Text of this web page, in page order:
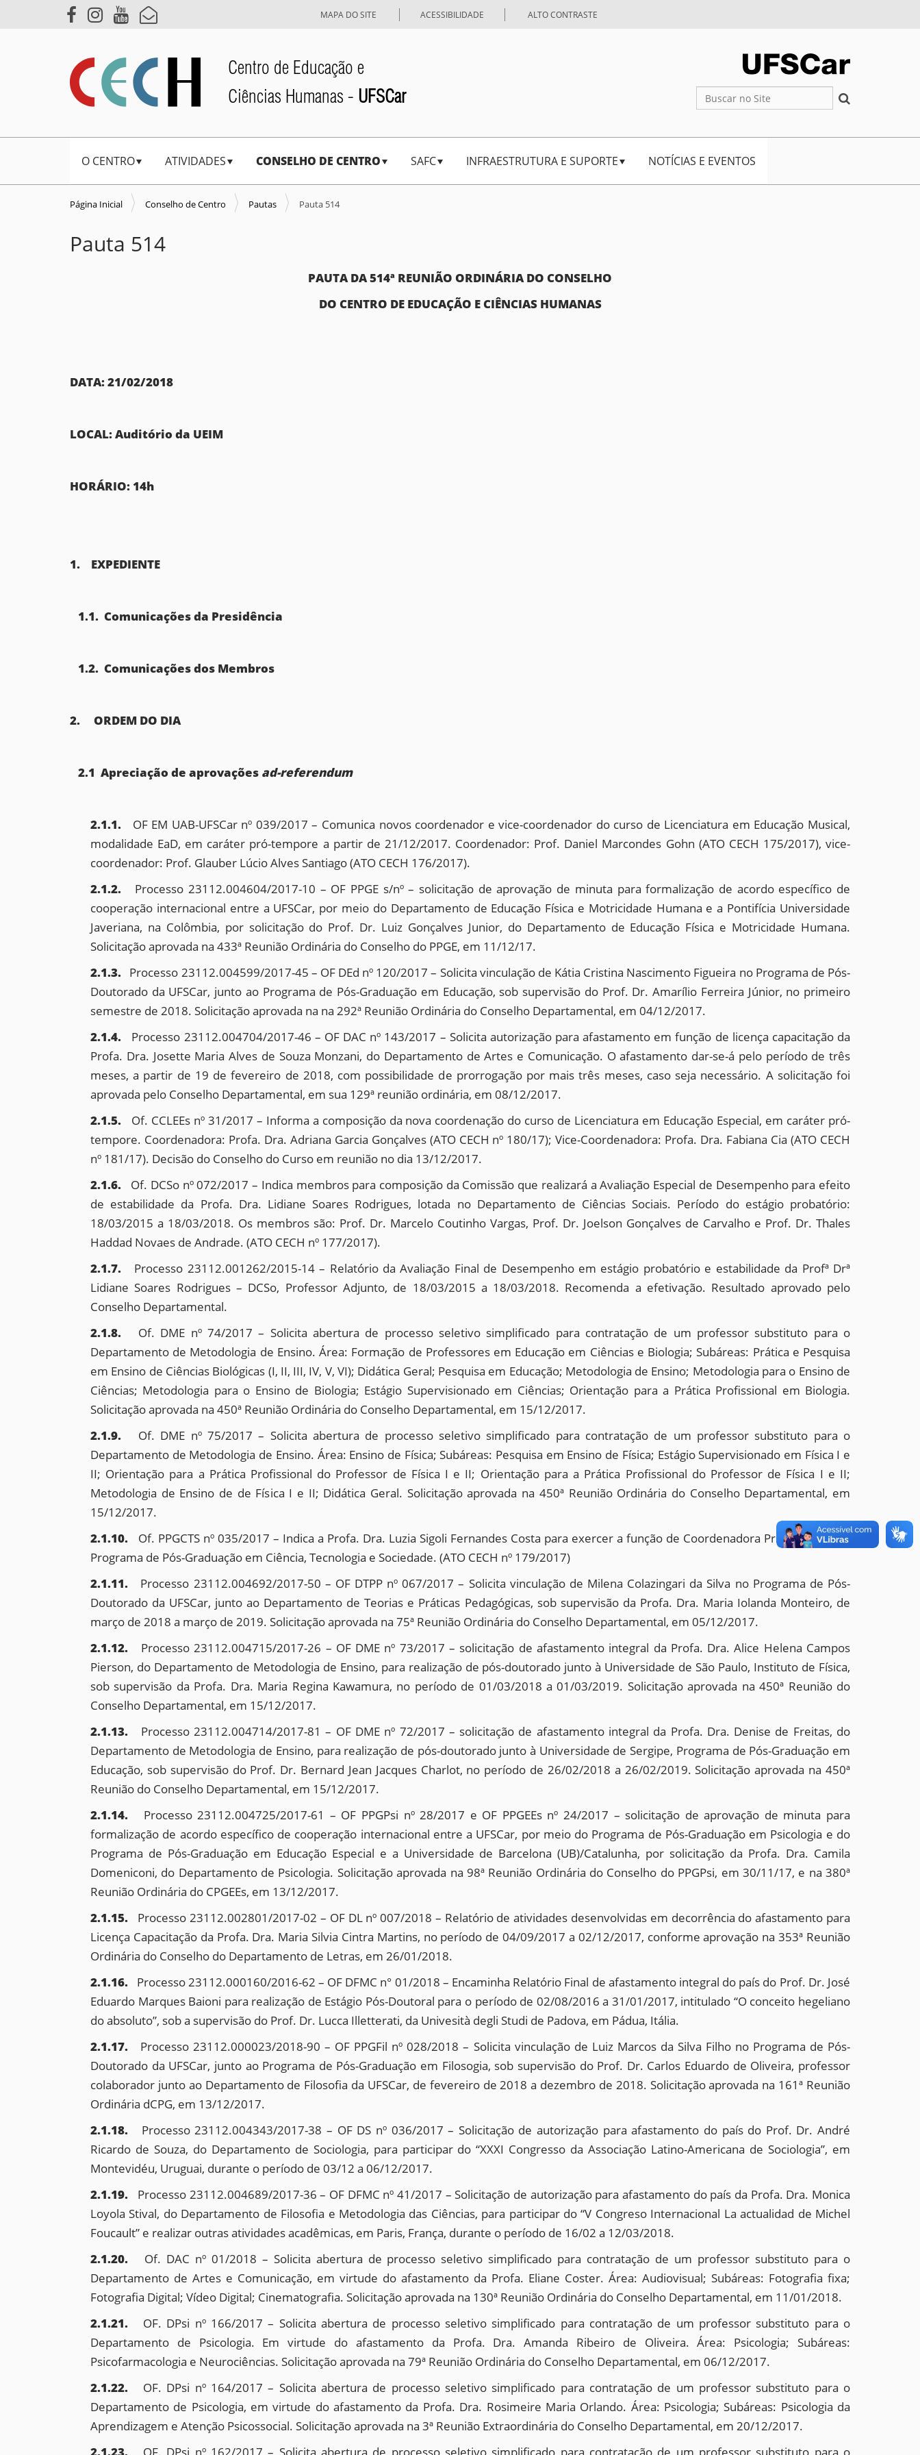
Centro de Educação e
Ciências Humanas - UFSCar Busca
MAPA DO SITE ACESSIBILIDADE ALTO CONTRASTE
v
O CENTRO ATIVIDADES CONSELHO DE CENTRO SAFC INFRAESTRUTURA E SUPORTE NOTÍCIAS E EVENTOS
Página Inicial Conselho de Centro Pautas Pauta 514
Pauta 514
PAUTA DA 514ª REUNIÃO ORDINÁRIA DO CONSELHO
DO CENTRO DE EDUCAÇÃO E CIÊNCIAS HUMANAS
DATA: 21/02/2018
LOCAL:Auditório da UEIM
HORÁRIO: 14h
1. EXPEDIENTE
1.1. Comunicações da Presidência
1.2. Comunicações dos Membros
2. ORDEM DO DIA
2.1 Apreciação de aprovações ad-referendum
2.1.1. OF EM UAB-UFSCar nº 039/2017 – Comunica novos coordenador e vice-coordenador do curso de Licenciatura em Educação Musical,
modalidade EaD, em caráter pró-tempore a partir de 21/12/2017. Coordenador: Prof. Daniel Marcondes Gohn (ATO CECH 175/2017), vice-
coordenador: Prof. Glauber Lúcio Alves Santiago (ATO CECH 176/2017).
2.1.2. Processo 23112.004604/2017-10 – OF PPGE s/nº – solicitação de aprovação de minuta para formalização de acordo específico de
cooperação internacional entre a UFSCar, por meio do Departamento de Educação Física e Motricidade Humana e a Pontifícia Universidade
Javeriana, na Colômbia, por solicitação do Prof. Dr. Luiz Gonçalves Junior, do Departamento de Educação Física e Motricidade Humana.
Solicitação aprovada na 433ª Reunião Ordinária do Conselho do PPGE, em 11/12/17.
2.1.3. Processo 23112.004599/2017-45 – OF DEd nº 120/2017 – Solicita vinculação de Kátia Cristina Nascimento Figueira no Programa de Pós-
Doutorado da UFSCar, junto ao Programa de Pós-Graduação em Educação, sob supervisão do Prof. Dr. Amarílio Ferreira Júnior, no primeiro
semestre de 2018. Solicitação aprovada na na 292ª Reunião Ordinária do Conselho Departamental, em 04/12/2017.
2.1.4. Processo 23112.004704/2017-46 – OF DAC nº 143/2017 – Solicita autorização para afastamento em função de licença capacitação da
Profa. Dra. Josette Maria Alves de Souza Monzani, do Departamento de Artes e Comunicação. O afastamento dar-se-á pelo período de três
meses, a partir de 19 de fevereiro de 2018, com possibilidade de prorrogação por mais três meses, caso seja necessário. A solicitação foi
aprovada pelo Conselho Departamental, em sua 129ª reunião ordinária, em 08/12/2017.
2.1.5. Of. CCLEEs nº 31/2017 – Informa a composição da nova coordenação do curso de Licenciatura em Educação Especial, em caráter pró-
tempore. Coordenadora: Profa. Dra. Adriana Garcia Gonçalves (ATO CECH nº 180/17); Vice-Coordenadora: Profa. Dra. Fabiana Cia (ATO CECH
nº 181/17). Decisão do Conselho do Curso em reunião no dia 13/12/2017.
2.1.6. Of. DCSo nº 072/2017 – Indica membros para composição da Comissão que realizará a Avaliação Especial de Desempenho para efeito
de estabilidade da Profa. Dra. Lidiane Soares Rodrigues, lotada no Departamento de Ciências Sociais. Período do estágio probatório:
18/03/2015 a 18/03/2018. Os membros são: Prof. Dr. Marcelo Coutinho Vargas, Prof. Dr. Joelson Gonçalves de Carvalho e Prof. Dr. Thales
Haddad Novaes de Andrade. (ATO CECH nº 177/2017).
2.1.7. Processo 23112.001262/2015-14 – Relatório da Avaliação Final de Desempenho em estágio probatório e estabilidade da Profª Drª
Lidiane Soares Rodrigues – DCSo, Professor Adjunto, de 18/03/2015 a 18/03/2018. Recomenda a efetivação. Resultado aprovado pelo
Conselho Departamental.
2.1.8. Of. DME nº 74/2017 – Solicita abertura de processo seletivo simplificado para contratação de um professor substituto para o
Departamento de Metodologia de Ensino. Área: Formação de Professores em Educação em Ciências e Biologia; Subáreas: Prática e Pesquisa
em Ensino de Ciências Biológicas (I, II, III, IV, V, VI); Didática Geral; Pesquisa em Educação; Metodologia de Ensino; Metodologia para o Ensino de
Ciências; Metodologia para o Ensino de Biologia; Estágio Supervisionado em Ciências; Orientação para a Prática Profissional em Biologia.
Solicitação aprovada na 450ª Reunião Ordinária do Conselho Departamental, em 15/12/2017.
2.1.9. Of. DME nº 75/2017 – Solicita abertura de processo seletivo simplificado para contratação de um professor substituto para o
Departamento de Metodologia de Ensino. Área: Ensino de Física; Subáreas: Pesquisa em Ensino de Física; Estágio Supervisionado em Física I e
II; Orientação para a Prática Profissional do Professor de Física I e II; Orientação para a Prática Profissional do Professor de Física I e II;
Metodologia de Ensino de de Física I e II; Didática Geral. Solicitação aprovada na 450ª Reunião Ordinária do Conselho Departamental, em
15/12/2017.
2.1.10. Of. PPGCTS nº 035/2017 – Indica a Profa. Dra. Luzia Sigoli Fernandes Costa para exercer a função de Coordenadora Pró-tempore do
Programa de Pós-Graduação em Ciência, Tecnologia e Sociedade. (ATO CECH nº 179/2017)
2.1.11. Processo 23112.004692/2017-50 – OF DTPP nº 067/2017 – Solicita vinculação de Milena Colazingari da Silva no Programa de Pós-
Doutorado da UFSCar, junto ao Departamento de Teorias e Práticas Pedagógicas, sob supervisão da Profa. Dra. Maria Iolanda Monteiro, de
março de 2018 a março de 2019. Solicitação aprovada na 75ª Reunião Ordinária do Conselho Departamental, em 05/12/2017.
2.1.12. Processo 23112.004715/2017-26 – OF DME nº 73/2017 – solicitação de afastamento integral da Profa. Dra. Alice Helena Campos
Pierson, do Departamento de Metodologia de Ensino, para realização de pós-doutorado junto à Universidade de São Paulo, Instituto de Física,
sob supervisão da Profa. Dra. Maria Regina Kawamura, no período de 01/03/2018 a 01/03/2019. Solicitação aprovada na 450ª Reunião do
Conselho Departamental, em 15/12/2017.
2.1.13. Processo 23112.004714/2017-81 – OF DME nº 72/2017 – solicitação de afastamento integral da Profa. Dra. Denise de Freitas, do
Departamento de Metodologia de Ensino, para realização de pós-doutorado junto à Universidade de Sergipe, Programa de Pós-Graduação em
Educação, sob supervisão do Prof. Dr. Bernard Jean Jacques Charlot, no período de 26/02/2018 a 26/02/2019. Solicitação aprovada na 450ª
Reunião do Conselho Departamental, em 15/12/2017.
2.1.14. Processo 23112.004725/2017-61 – OF PPGPsi nº 28/2017 e OF PPGEEs nº 24/2017 – solicitação de aprovação de minuta para
formalização de acordo específico de cooperação internacional entre a UFSCar, por meio do Programa de Pós-Graduação em Psicologia e do
Programa de Pós-Graduação em Educação Especial e a Universidade de Barcelona (UB)/Catalunha, por solicitação da Profa. Dra. Camila
Domeniconi, do Departamento de Psicologia. Solicitação aprovada na 98ª Reunião Ordinária do Conselho do PPGPsi, em 30/11/17, e na 380ª
Reunião Ordinária do CPGEEs, em 13/12/2017.
2.1.15. Processo 23112.002801/2017-02 – OF DL nº 007/2018 – Relatório de atividades desenvolvidas em decorrência do afastamento para
Licença Capacitação da Profa. Dra. Maria Silvia Cintra Martins, no período de 04/09/2017 a 02/12/2017, conforme aprovação na 353ª Reunião
Ordinária do Conselho do Departamento de Letras, em 26/01/2018.
2.1.16. Processo 23112.000160/2016-62 – OF DFMC n° 01/2018 – Encaminha Relatório Final de afastamento integral do país do Prof. Dr. José
Eduardo Marques Baioni para realização de Estágio Pós-Doutoral para o período de 02/08/2016 a 31/01/2017, intitulado “O conceito hegeliano
do absoluto”, sob a supervisão do Prof. Dr. Lucca Illetterati, da Univesità degli Studi de Padova, em Pádua, Itália.
2.1.17. Processo 23112.000023/2018-90 – OF PPGFil nº 028/2018 – Solicita vinculação de Luiz Marcos da Silva Filho no Programa de Pós-
Doutorado da UFSCar, junto ao Programa de Pós-Graduação em Filosogia, sob supervisão do Prof. Dr. Carlos Eduardo de Oliveira, professor
colaborador junto ao Departamento de Filosofia da UFSCar, de fevereiro de 2018 a dezembro de 2018. Solicitação aprovada na 161ª Reunião
Ordinária dCPG, em 13/12/2017.
2.1.18. Processo 23112.004343/2017-38 – OF DS nº 036/2017 – Solicitação de autorização para afastamento do país do Prof. Dr. André
Ricardo de Souza, do Departamento de Sociologia, para participar do “XXXI Congresso da Associação Latino-Americana de Sociologia”, em
Montevidéu, Uruguai, durante o período de 03/12 a 06/12/2017.
2.1.19. Processo 23112.004689/2017-36 – OF DFMC nº 41/2017 – Solicitação de autorização para afastamento do país da Profa. Dra. Monica
Loyola Stival, do Departamento de Filosofia e Metodologia das Ciências, para participar do “V Congreso Internacional La actualidad de Michel
Foucault” e realizar outras atividades acadêmicas, em Paris, França, durante o período de 16/02 a 12/03/2018.
2.1.20. Of. DAC nº 01/2018 – Solicita abertura de processo seletivo simplificado para contratação de um professor substituto para o
Departamento de Artes e Comunicação, em virtude do afastamento da Profa. Eliane Coster. Área: Audiovisual; Subáreas: Fotografia fixa;
Fotografia Digital; Vídeo Digital; Cinematografia. Solicitação aprovada na 130ª Reunião Ordinária do Conselho Departamental, em 11/01/2018.
2.1.21. OF. DPsi nº 166/2017 – Solicita abertura de processo seletivo simplificado para contratação de um professor substituto para o
Departamento de Psicologia. Em virtude do afastamento da Profa. Dra. Amanda Ribeiro de Oliveira. Área: Psicologia; Subáreas:
Psicofarmacologia e Neurociências. Solicitação aprovada na 79ª Reunião Ordinária do Conselho Departamental, em 06/12/2017.
2.1.22. OF. DPsi nº 164/2017 – Solicita abertura de processo seletivo simplificado para contratação de um professor substituto para o
Departamento de Psicologia, em virtude do afastamento da Profa. Dra. Rosimeire Maria Orlando. Área: Psicologia; Subáreas: Psicologia da
Aprendizagem e Atenção Psicossocial. Solicitação aprovada na 3ª Reunião Extraordinária do Conselho Departamental, em 20/12/2017.